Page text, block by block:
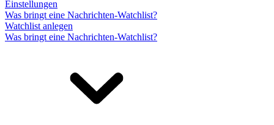
Einstellungen
Was bringt eine Nachrichten-Watchlist?
Watchlist anlegen
Was bringt eine Nachrichten-Watchlist?